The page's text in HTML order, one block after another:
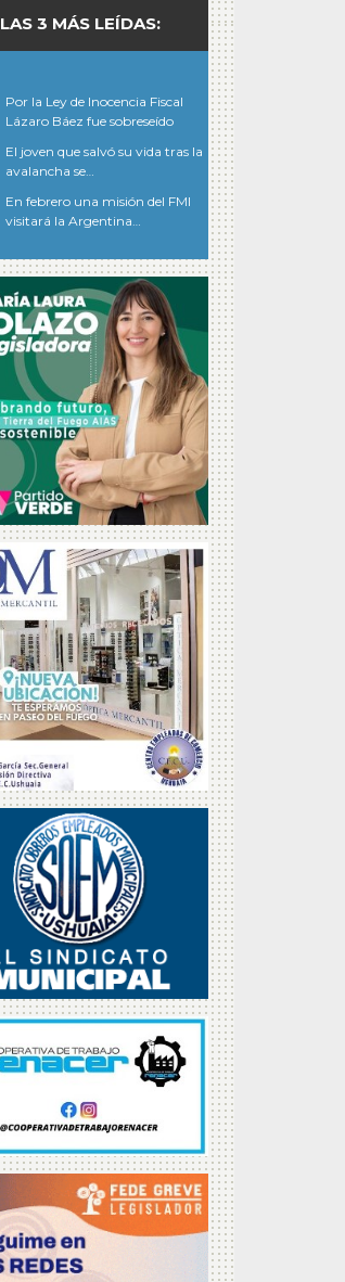
LAS 3 MÁS LEÍDAS:
Por la Ley de Inocencia Fiscal
Lázaro Báez fue sobreseído
El joven que salvó su vida tras la
avalancha se…
En febrero una misión del FMI
visitará la Argentina…